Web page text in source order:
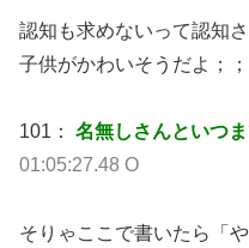
認知も求めないって認知
子供がかわいそうだよ；；
101： 名無しさんといつ
01:05:27.48 O
そりゃここで書いたら「